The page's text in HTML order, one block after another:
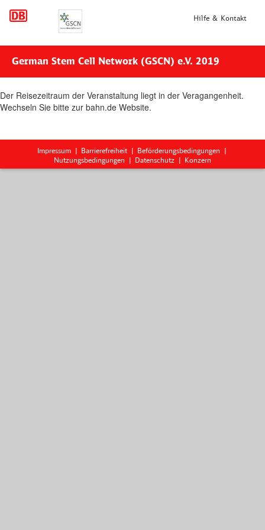
Hilfe & Kontakt
German Stem Cell Network (GSCN) e.V. 2019
Der Reisezeitraum der Veranstaltung liegt in der Veragangenheit.
Wechseln Sie bitte zur bahn.de Website.
Impressum Barrierefreiheit
Beförderungsbedingungen
Nutzungsbedingungen
Datenschutz Konzern